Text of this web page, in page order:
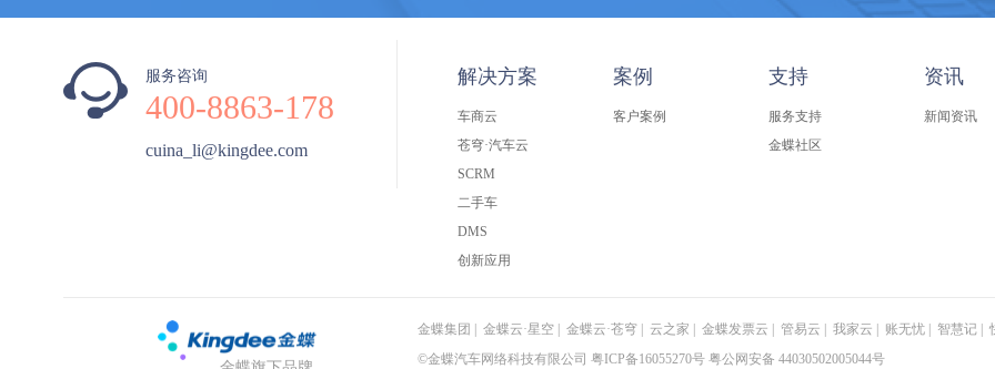
服务咨询
400-8863-178
cuina_li@kingdee.com
解决方案
车商云
苍穹·汽车云
SCRM
二手车
DMS
创新应用
案例
客户案例
支持
服务支持
金蝶社区
资讯
新闻资讯
金蝶集团 | 金蝶云·星空 | 金蝶云·苍穹 | 云之家 | 金蝶发票云 | 管易云 | 我家云 | 账无忧 | 智慧记 |
©金蝶汽车网络科技有限公司 粤ICP备16055270号 粤公网安备 44030502005044号